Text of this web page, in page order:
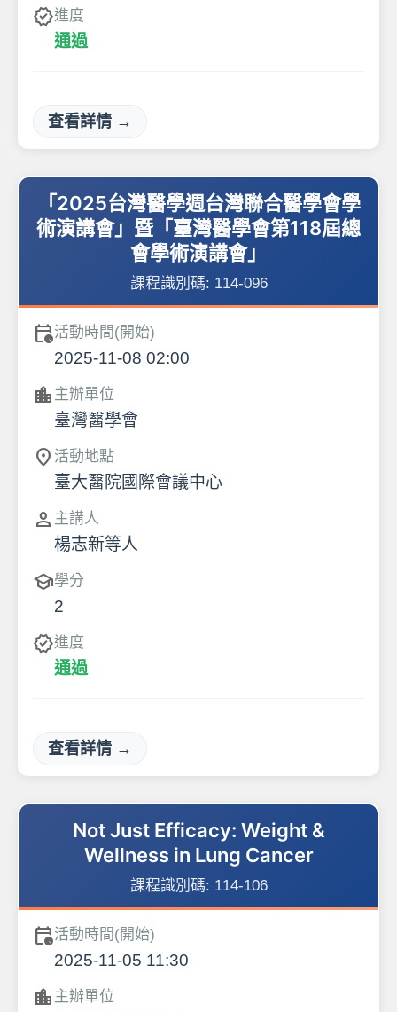
verified進度
通過
查看詳情 →
「2025台灣醫學週台灣聯合醫學會學
術演講會」暨「臺灣醫學會第118屆總
會學術演講會」
課程識別碼: 114-096
calendar_clock活動時間(開始)
2025-11-08 02:00
location_city 主辦單位
臺灣醫學會
location_on 活動地點
臺大醫院國際會議中心
person 主講人
楊志新等人
school學分
2
verified進度
通過
查看詳情 →
Not Just Efficacy: Weight &
Wellness in Lung Cancer
課程識別碼: 114-106
calendar_clock活動時間(開始)
2025-11-05 11:30
location_city 主辦單位